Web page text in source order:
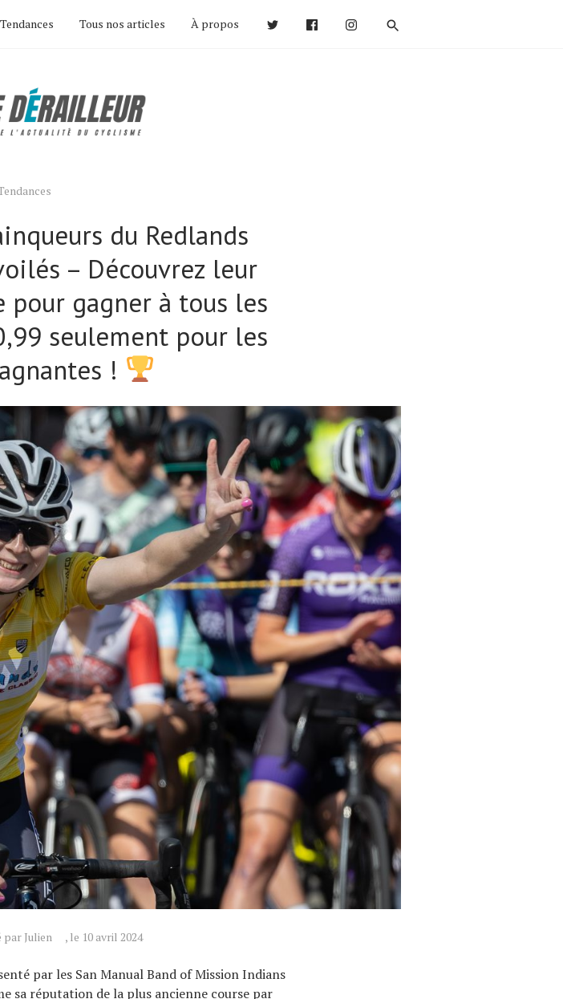
Tendances Tous nos articles À propos
du Redlands
– Découvrez leur
gagner à tous les
seulement pour les
!
Julien , le 10 avril 2024
par les San Manual Band of Mission Indians
sa réputation de la plus ancienne course par